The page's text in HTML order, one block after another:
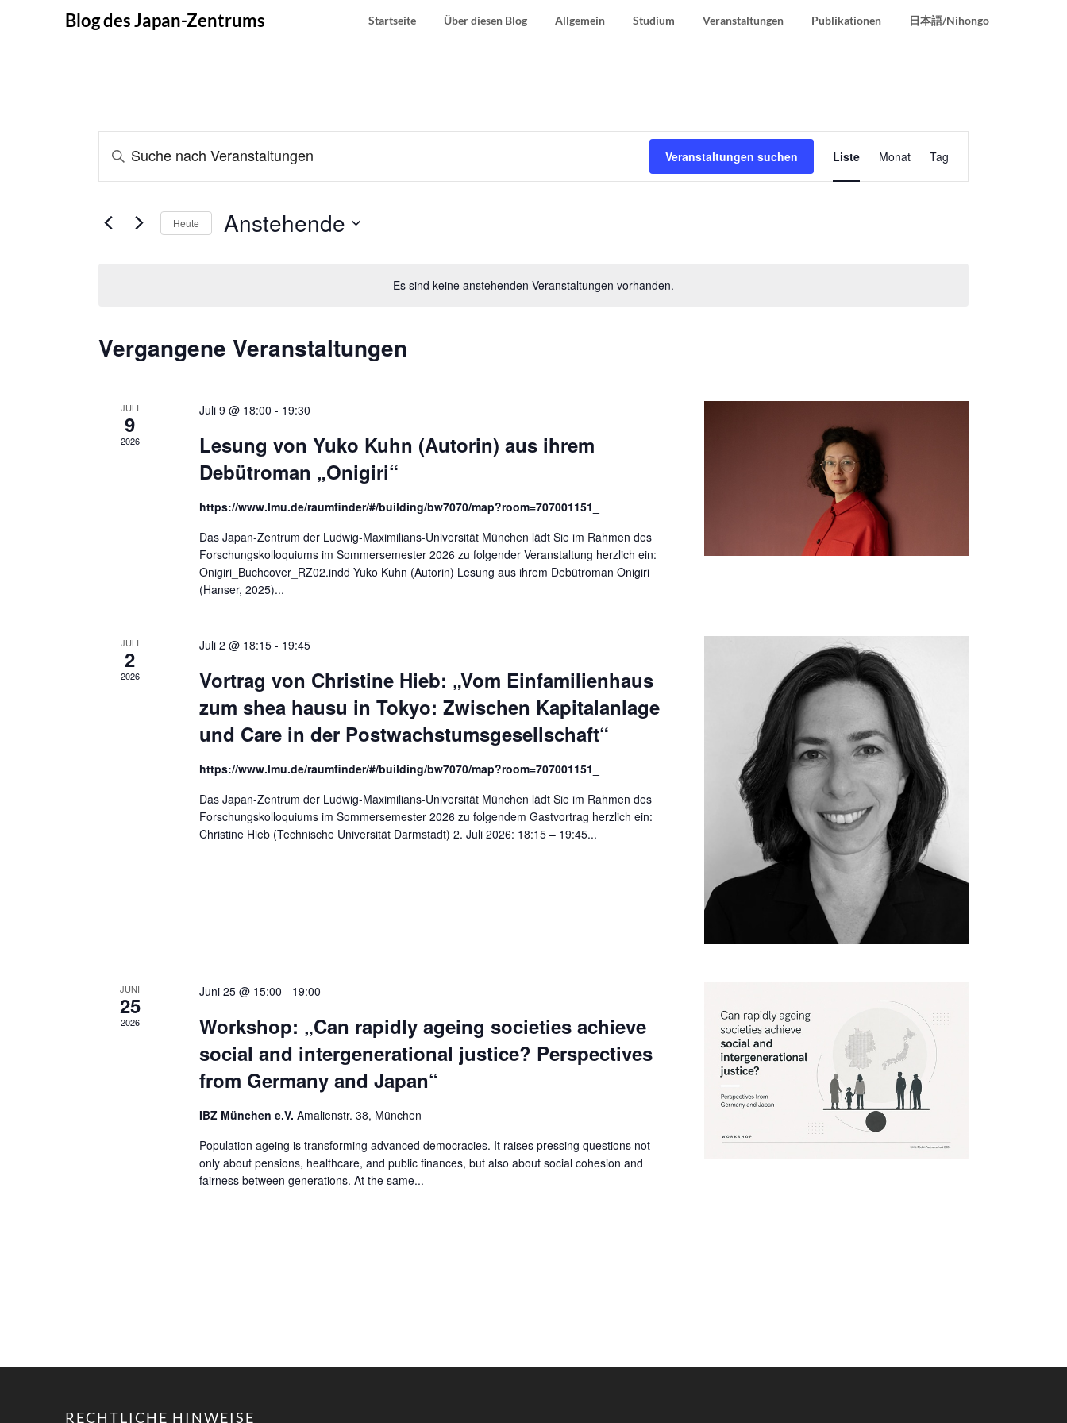
Blog des Japan-Zentrums Startseite Über diesen Blog Allgemein Studium Veranstaltungen Publikationen 日本語/Nihongo
Es sind keine anstehenden Veranstaltungen vorhanden.
Veranstaltungen
Suche
Ansichten,
BITTE
SUCHE
NACH
Veranstaltungen suchen
Ansichten-
Liste Monat Tag
Heute Anstehende
Vergangene Veranstaltungen
JULI
9
2026
Juli 9 @ 18:00 - 19:30
Lesung von Yuko Kuhn (Autorin) aus ihrem
Debütroman „Onigiri“
https://www.lmu.de/raumfinder/#/building/bw7070/map?room=707001151_
Das Japan-Zentrum der Ludwig-Maximilians-Universität München lädt Sie im Rahmen des
Forschungskolloquiums im Sommersemester 2026 zu folgender Veranstaltung herzlich ein:
Onigiri_Buchcover_RZ02.indd Yuko Kuhn (Autorin) Lesung aus ihrem Debütroman Onigiri
(Hanser, 2025)...
JULI
2
2026
Juli 2 @ 18:15 - 19:45
Vortrag von Christine Hieb: „Vom Einfamilienhaus
zum shea hausu in Tokyo: Zwischen Kapitalanlage
und Care in der Postwachstumsgesellschaft“
https://www.lmu.de/raumfinder/#/building/bw7070/map?room=707001151_
Das Japan-Zentrum der Ludwig-Maximilians-Universität München lädt Sie im Rahmen des
Forschungskolloquiums im Sommersemester 2026 zu folgendem Gastvortrag herzlich ein:
Christine Hieb (Technische Universität Darmstadt) 2. Juli 2026: 18:15 – 19:45...
JUNI
25
2026
Juni 25 @ 15:00 - 19:00
Workshop: „Can rapidly ageing societies achieve
social and intergenerational justice? Perspectives
from Germany and Japan“
IBZ München e.V.Amalienstr. 38, München
Population ageing is transforming advanced democracies. It raises pressing questions not
only about pensions, healthcare, and public finances, but also about social cohesion and
fairness between generations. At the same...
RECHTLICHE HINWEISE